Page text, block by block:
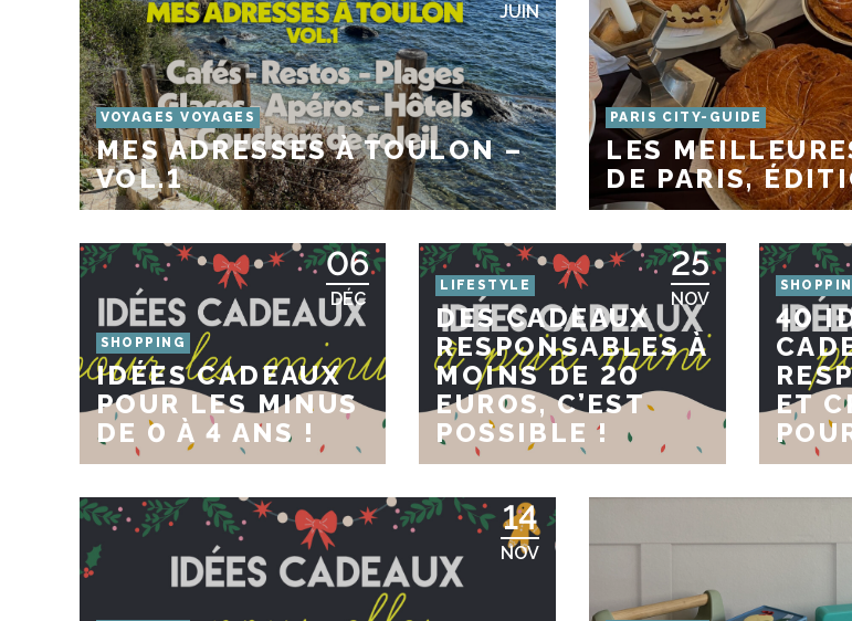
JUIN
VOYAGES VOYAGES
MES ADRESSES À TOULON –
VOL.1
PARIS CITY-GUIDE
LES
DE PARIS,
06
DÉC
SHOPPING
IDÉES CADEAUX
POUR LES MINUS
DE 0 À 4 ANS !
25
NOV
LIFESTYLE
DES CADEAUX
RESPONSABLES À
MOINS DE 20
EUROS, C’EST
POSSIBLE !
40
ET
14
NOV